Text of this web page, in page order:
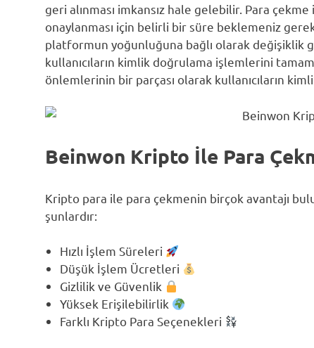
geri alınması imkansız hale gelebilir. Para
onaylanması için belirli bir süre beklemeniz
platformun yoğunluğuna bağlı olarak değişiklik
kullanıcıların kimlik doğrulama işlemlerini
önlemlerinin bir parçası olarak kullanıcıların
Beinwon Kripto İle Para
Kripto para ile para çekmenin birçok avantajı
şunlardır:
Hızlı İşlem Süreleri
Düşük İşlem Ücretleri
Gizlilik ve Güvenlik
Yüksek Erişilebilirlik
Farklı Kripto Para Seçenekleri